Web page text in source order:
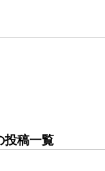
投稿一覧